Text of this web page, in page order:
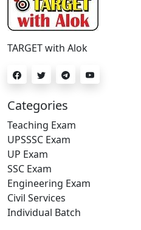
TARGET with Alok
Categories
Teaching Exam
UPSSSC Exam
UP Exam
SSC Exam
Engineering Exam
Civil Services
Individual Batch